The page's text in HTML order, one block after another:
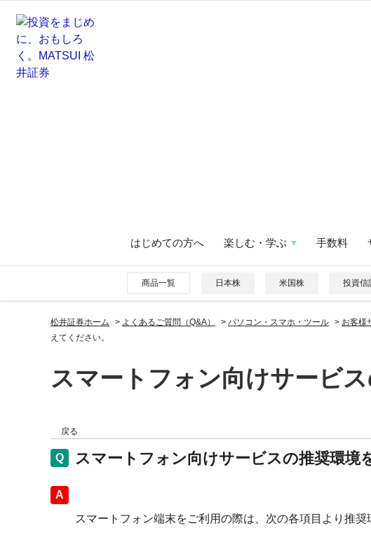
はじめての方へ 楽しむ・学ぶ 手数料
商品一覧 日本株 米国株 投資信
松井証券ホーム > よくあるご質問（Q&A） > パソコン・スマホ・ツール > お客様
えてください。
スマートフォン向けサービ
戻る
スマートフォン向けサービスの推奨環境
回答
スマートフォン端末をご利用の際は、次の各項目より推奨